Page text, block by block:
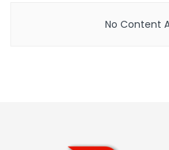
No Content